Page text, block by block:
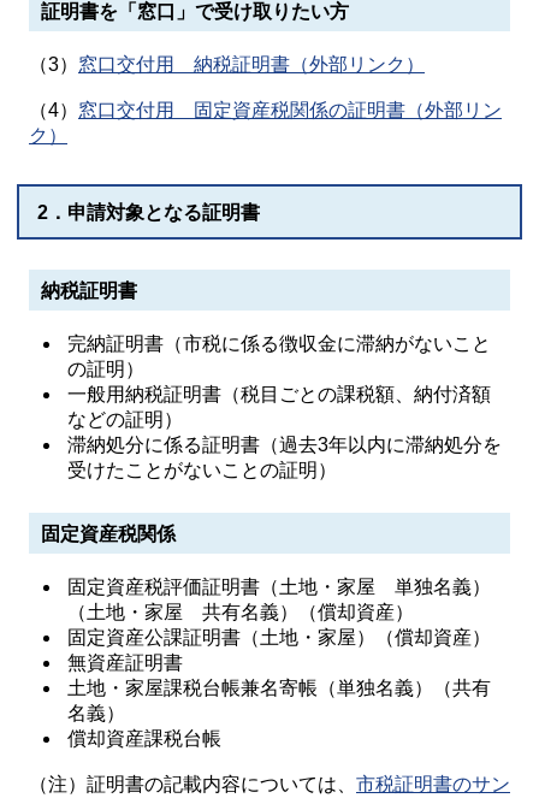
証明書を「窓口」で受け取りたい方
（3） 窓口交付用 納税証明書（外部リンク）
（4） 窓口交付用 固定資産税関係の証明書（外部リン
ク）
2．申請対象となる証明書
納税証明書
完納証明書（市税に係る徴収金に滞納がないこと
の証明）
一般用納税証明書（税目ごとの課税額、納付済額
などの証明）
滞納処分に係る証明書（過去3年以内に滞納処分を
受けたことがないことの証明）
固定資産税関係
固定資産税評価証明書（土地・家屋 単独名義）
（土地・家屋 共有名義）（償却資産）
固定資産公課証明書（土地・家屋）（償却資産）
無資産証明書
土地・家屋課税台帳兼名寄帳（単独名義）（共有
名義）
償却資産課税台帳
（注）証明書の記載内容については、 市税証明書のサン